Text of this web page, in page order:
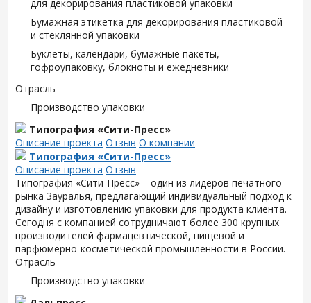
для декорирования пластиковой упаковки
Бумажная этикетка для декорирования пластиковой
и стеклянной упаковки
Буклеты, календари, бумажные пакеты,
гофроупаковку, блокноты и ежедневники
Отрасль
Производство упаковки
Типография «Сити-Пресс»
Описание проекта Отзыв О компании
Типография «Сити-Пресс»
Описание проекта Отзыв
Типография «Сити-Пресс» – один из лидеров печатного
рынка Зауралья, предлагающий индивидуальный подход к
дизайну и изготовлению упаковки для продукта клиента.
Сегодня с компанией сотрудничают более 300 крупных
производителей фармацевтической, пищевой и
парфюмерно-косметической промышленности в России.
Отрасль
Производство упаковки